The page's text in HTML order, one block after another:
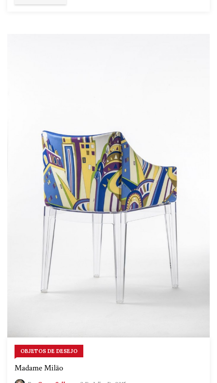
OBJETOS DE DESEJO
Madame Milão